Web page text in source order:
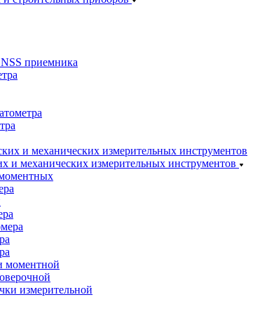
приемника
и механических измерительных инструментов
моментной
измерительной